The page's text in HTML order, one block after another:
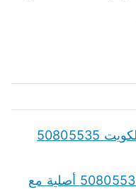
قطع غيار شانجان CHANGAN الكويت 50805535
قطع غيار دومي Domi الكويت 50805535 أصلية مع